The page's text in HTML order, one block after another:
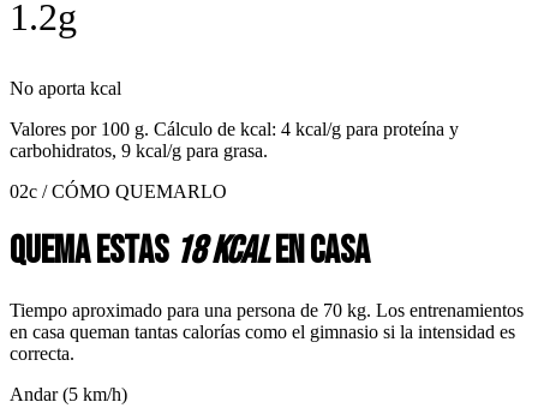
1.2g
No aporta kcal
Valores por 100 g. Cálculo de kcal: 4 kcal/g para proteína y
carbohidratos, 9 kcal/g para grasa.
02c / CÓMO QUEMARLO
Quema estas 18 kcalen casa
Tiempo aproximado para una persona de 70 kg. Los entrenamientos
en casa queman tantas calorías como el gimnasio si la intensidad es
correcta.
Andar (5 km/h)